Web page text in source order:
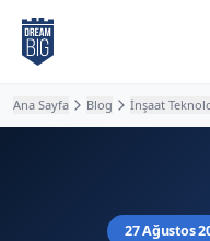
Ana içeriğe atla
Ana Sayfa Blog İnşaat
27 Ağustos